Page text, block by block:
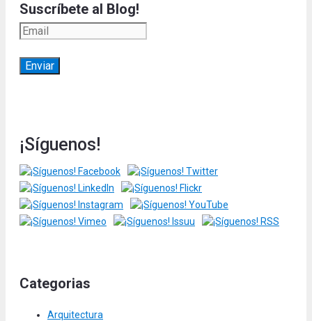
Suscríbete al Blog!
¡Síguenos!
Categorias
Arquitectura